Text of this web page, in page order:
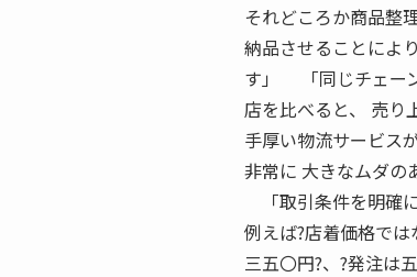
それどころか商品整
納品させることによ
す」 「同じチェー
店を比べると、 売り
手厚い物流サービス
非常に 大きなムダの
「取引条件を明確
例えば?店着価格で
三五〇円?、?発注は